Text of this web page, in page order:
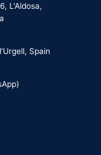
L'Aldosa,
Spain